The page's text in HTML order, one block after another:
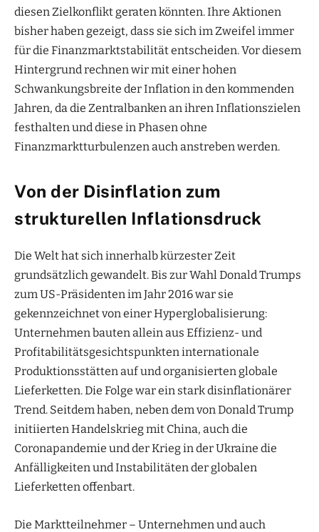
diesen Zielkonflikt geraten könnten. Ihre Aktionen
bisher haben gezeigt, dass sie sich im Zweifel immer
für die Finanzmarktstabilität entscheiden. Vor diesem
Hintergrund rechnen wir mit einer hohen
Schwankungsbreite der Inflation in den kommenden
Jahren, da die Zentralbanken an ihren Inflationszielen
festhalten und diese in Phasen ohne
Finanzmarktturbulenzen auch anstreben werden.
Von der Disinflation zum
strukturellen Inflationsdruck
Die Welt hat sich innerhalb kürzester Zeit
grundsätzlich gewandelt. Bis zur Wahl Donald Trumps
zum US-Präsidenten im Jahr 2016 war sie
gekennzeichnet von einer Hyperglobalisierung:
Unternehmen bauten allein aus Effizienz- und
Profitabilitätsgesichtspunkten internationale
Produktionsstätten auf und organisierten globale
Lieferketten. Die Folge war ein stark disinflationärer
Trend. Seitdem haben, neben dem von Donald Trump
initiierten Handelskrieg mit China, auch die
Coronapandemie und der Krieg in der Ukraine die
Anfälligkeiten und Instabilitäten der globalen
Lieferketten offenbart.
Die Marktteilnehmer – Unternehmen und auch